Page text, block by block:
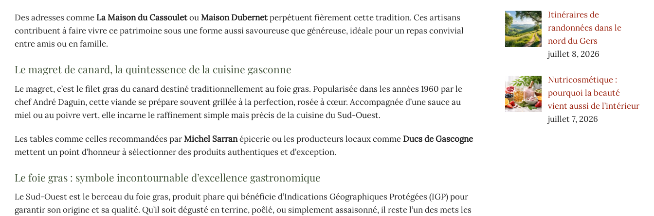
Des adresses comme La Maison du CassouletouMaison Dubernetperpétuent fièrement cette tradition. Ces artisans
contribuent à faire vivre ce patrimoine sous une forme aussi savoureuse que généreuse, idéale pour un repas convivial
entre amis ou en famille.
Le magret de canard, la quintessence de la cuisine gasconne
Le magret, c’est le filet gras du canard destiné traditionnellement au foie gras. Popularisée dans les années 1960 par le
chef André Daguin, cette viande se prépare souvent grillée à la perfection, rosée à cœur. Accompagnée d’une sauce au
miel ou au poivre vert, elle incarne le raffinement simple mais précis de la cuisine du Sud-Ouest.
Les tables comme celles recommandées parMichel Sarranépicerie ou les producteurs locaux comme Ducs de Gascogne
mettent un point d’honneur à sélectionner des produits authentiques et d’exception.
Le foie gras : symbole incontournable d’excellence gastronomique
Le Sud-Ouest est le berceau du foie gras, produit phare qui bénéficie d’Indications Géographiques Protégées (IGP) pour
garantir son origine et sa qualité. Qu’il soit dégusté en terrine, poêlé, ou simplement assaisonné, il reste l’un des mets les
Itinéraires de
randonnées dans le
nord du Gers
juillet 8, 2026
Nutricosmétique :
pourquoi la beauté
vient aussi de l’intérieur
juillet 7, 2026